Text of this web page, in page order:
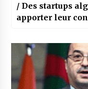
/ Des startups
apporter leur